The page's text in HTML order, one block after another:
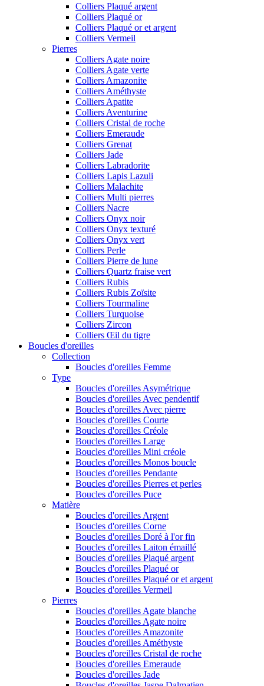
Colliers Plaqué argent
Colliers Plaqué or
Colliers Plaqué or et argent
Colliers Vermeil
Pierres
Colliers Agate noire
Colliers Agate verte
Colliers Amazonite
Colliers Améthyste
Colliers Apatite
Colliers Aventurine
Colliers Cristal de roche
Colliers Emeraude
Colliers Grenat
Colliers Jade
Colliers Labradorite
Colliers Lapis Lazuli
Colliers Malachite
Colliers Multi pierres
Colliers Nacre
Colliers Onyx noir
Colliers Onyx texturé
Colliers Onyx vert
Colliers Perle
Colliers Pierre de lune
Colliers Quartz fraise vert
Colliers Rubis
Colliers Rubis Zoïsite
Colliers Tourmaline
Colliers Turquoise
Colliers Zircon
Colliers Œil du tigre
Boucles d'oreilles
Collection
Boucles d'oreilles Femme
Type
Boucles d'oreilles Asymétrique
Boucles d'oreilles Avec pendentif
Boucles d'oreilles Avec pierre
Boucles d'oreilles Courte
Boucles d'oreilles Créole
Boucles d'oreilles Large
Boucles d'oreilles Mini créole
Boucles d'oreilles Monos boucle
Boucles d'oreilles Pendante
Boucles d'oreilles Pierres et perles
Boucles d'oreilles Puce
Matière
Boucles d'oreilles Argent
Boucles d'oreilles Corne
Boucles d'oreilles Doré à l'or fin
Boucles d'oreilles Laiton émaillé
Boucles d'oreilles Plaqué argent
Boucles d'oreilles Plaqué or
Boucles d'oreilles Plaqué or et argent
Boucles d'oreilles Vermeil
Pierres
Boucles d'oreilles Agate blanche
Boucles d'oreilles Agate noire
Boucles d'oreilles Amazonite
Boucles d'oreilles Améthyste
Boucles d'oreilles Cristal de roche
Boucles d'oreilles Emeraude
Boucles d'oreilles Jade